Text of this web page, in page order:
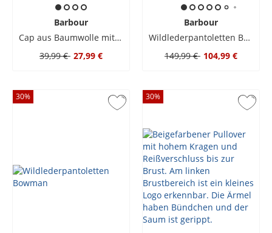
Barbour
Cap aus Baumwolle mit Logo-Stickerei
39,99 € 27,99 €
Barbour
Wildlederpantoletten Bowman
149,99 € 104,99 €
30% 30%